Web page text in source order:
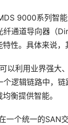
9000系列智
通道导向器（
性。具体来说，
以利用业界强大
逻辑链路中，
衡提供智能。
一个统一的SAN